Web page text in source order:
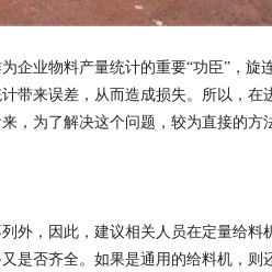
企业物料产量统计的重要“功臣”，旋
带来误差，从而造成损失。所以，在
，为了解决这个问题，较为直接的方
外，因此，建议相关人员在定量给料
是否齐全。如果是通用的给料机，则